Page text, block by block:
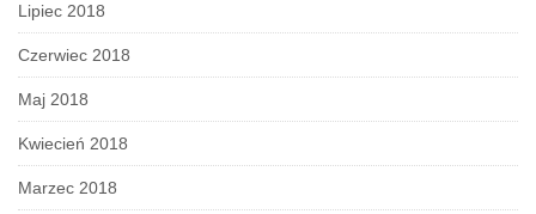
Lipiec 2018
Czerwiec 2018
Maj 2018
Kwiecień 2018
Marzec 2018